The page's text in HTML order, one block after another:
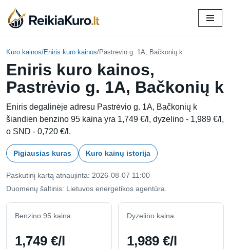
Skip
content
Kuro kainos/Eniris kuro kainos/Pastrėvio g. 1A, Bačkonių k
Eniris kuro kainos,
Pastrėvio g. 1A, Bačkonių k
Eniris degalinėje adresu Pastrėvio g. 1A, Bačkonių k
šiandien benzino 95 kaina yra 1,749 €/l, dyzelino - 1,989 €/l,
o SND - 0,720 €/l.
Pigiausias kuras Kuro kainų istorija
Paskutinį kartą atnaujinta: 2026-08-07 11:00
Duomenų šaltinis: Lietuvos energetikos agentūra.
Benzino 95 kaina
1,749 €/l
Dyzelino kaina
1,989 €/l